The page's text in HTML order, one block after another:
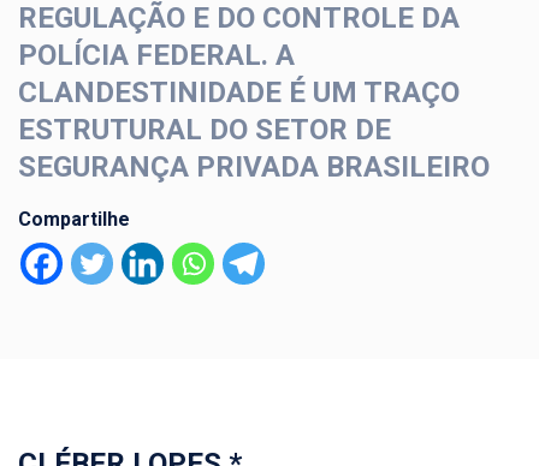
REGULAÇÃO E DO CONTROLE DA
POLÍCIA FEDERAL. A
CLANDESTINIDADE É UM TRAÇO
ESTRUTURAL DO SETOR DE
SEGURANÇA PRIVADA BRASILEIRO
Compartilhe